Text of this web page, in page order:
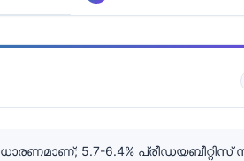
5.7-6.4% പ്രീഡയബീറ്റിസ്